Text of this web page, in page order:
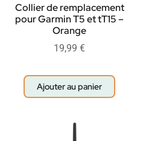
Collier de remplacement
pour Garmin T5 et tT15 –
Orange
19,99 €
Ajouter au panier